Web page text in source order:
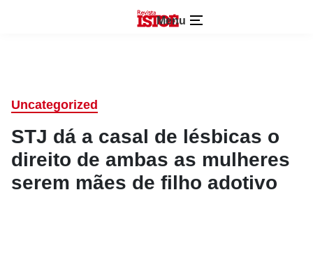
Menu
Uncategorized
STJ dá a casal de lésbicas o
direito de ambas as mulheres
serem mães de filho adotivo